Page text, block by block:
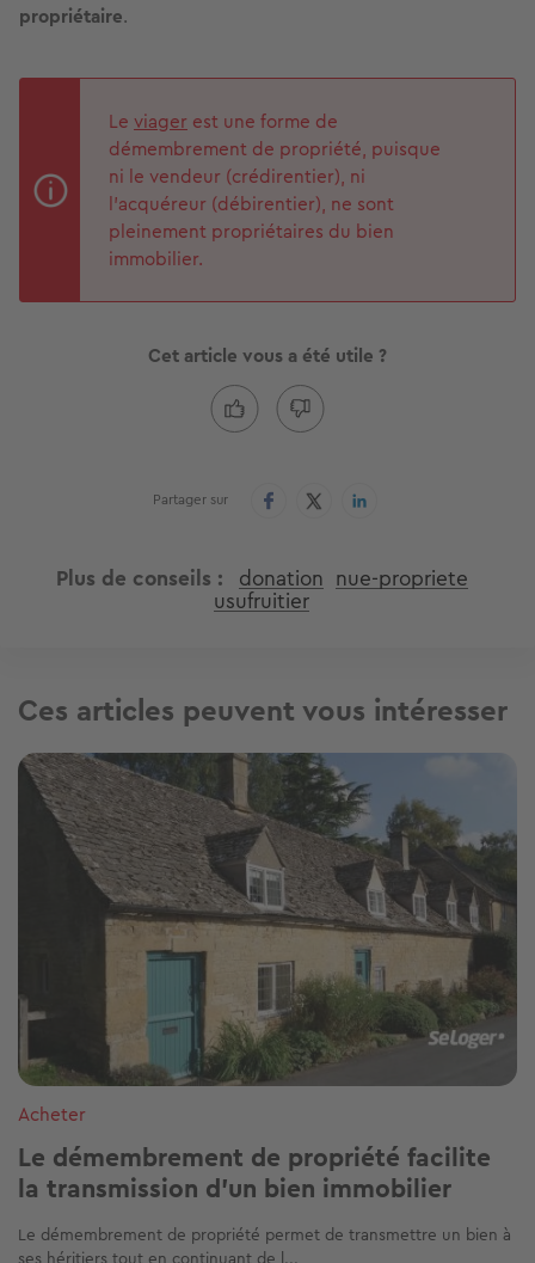
propriétaire.
Le viager est une forme de
démembrement de propriété, puisque
ni le vendeur (crédirentier), ni
l’acquéreur (débirentier), ne sont
pleinement propriétaires du bien
immobilier.
Cet article vous a été utile ?
Partager sur
Plus de conseils donation nue-propriete
usufruitier
Ces articles peuvent vous intéresser
Image
Acheter
Le démembrement de propriété facilite
la transmission d’un bien immobilier
Le démembrement de propriété permet de transmettre un bien à
ses héritiers tout en continuant de l...